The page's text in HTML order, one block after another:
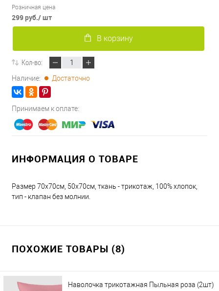
Розничная цена
299 руб./ шт
В корзину
Кол-во:
Наличие: Достаточно
Принимаем к оплате:
ИНФОРМАЦИЯ О ТОВАРЕ
Размер 70х70см, 50х70см, ткань - трикотаж, 100% хлопок,
тип - клапан без молнии.
ПОХОЖИЕ ТОВАРЫ (8)
Наволочка трикотажная Пыльная роза (2шт)